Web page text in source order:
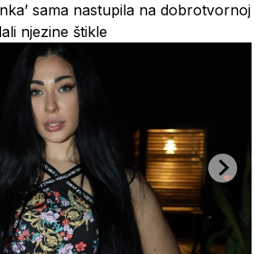
sama nastupila na dobrotvornoj
njezine štikle